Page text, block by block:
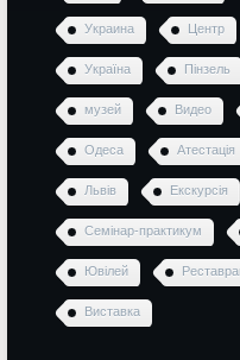
Украина Центр
Україна Пінзель
музей Видео
Одеса Атестація
Львів Екскурсія
Семінар-практикум
Ювілей
Виставка